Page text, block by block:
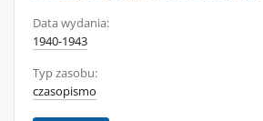
Data wydania:
1940-1943
Typ zasobu:
czasopismo